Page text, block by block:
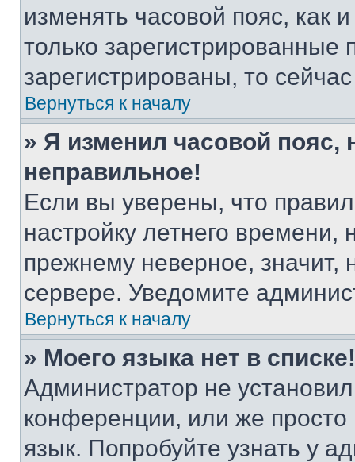
изменять часовой пояс, как
только
зарегистрированы, то
Вернуться к началу
» Я изменил часовой пояс,
неправильное!
Если вы уверены, что
настройку летнего
прежнему неверное, значит,
сервере. Уведомите
Вернуться к началу
» Моего языка нет в списке!
Администратор не
конференции, или же
язык. Попробуйте узнать у